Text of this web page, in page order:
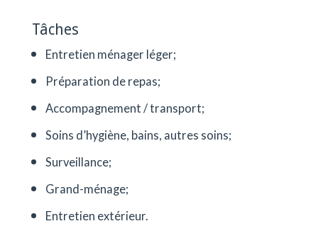
Tâches
Entretien ménager léger;
Préparation de repas;
Accompagnement / transport;
Soins d’hygiène, bains, autres soins;
Surveillance;
Grand-ménage;
Entretien extérieur.